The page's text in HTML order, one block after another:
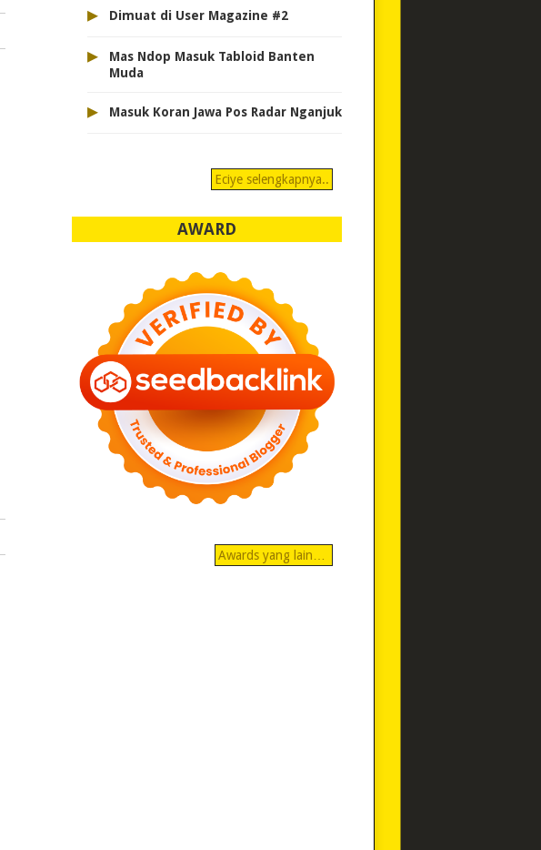
▸ Dimuat di User Magazine #2
▸
Mas Ndop Masuk Tabloid Banten
Muda
▸ Masuk Koran Jawa Pos Radar Nganjuk
Eciye selengkapnya..
AWARD
Awards yang lain…